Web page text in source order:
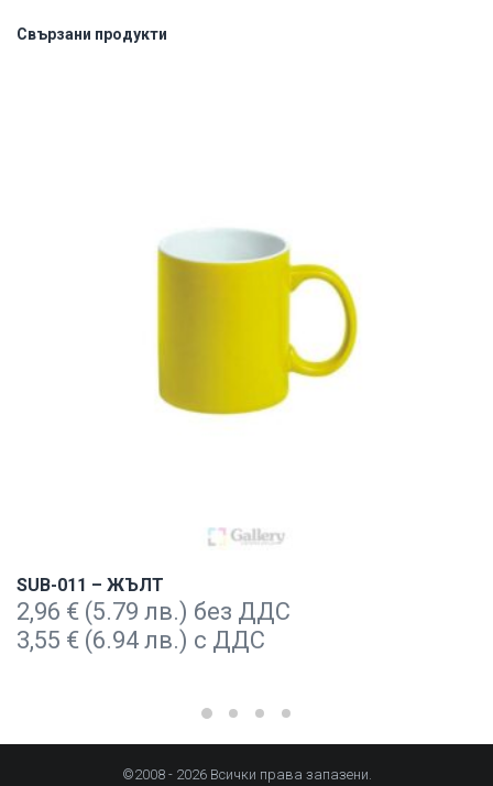
Свързани продукти
SUB-011 – ЖЪЛТ
2,96 € (5.79 лв.) без ДДС
3,55 € (6.94 лв.) с ДДС
©2008 - 2026 Всички права запазени.